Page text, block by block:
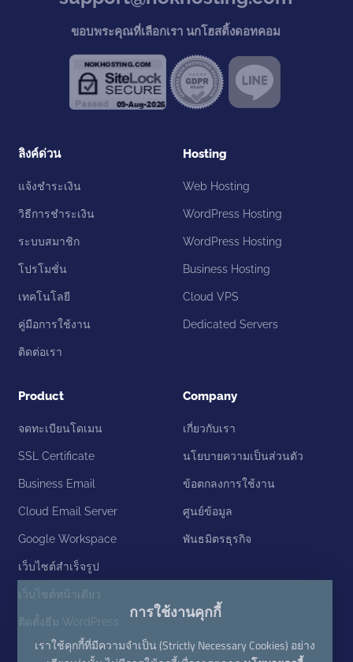
ขอบพระคุณที่เลือกเรา นกโฮสติ้งดอทคอม
ลิงค์ด่วน
แจ้งชำระเงิน
วิธีการชำระเงิน
ระบบสมาชิก
โปรโมชั่น
เทคโนโลยี
คู่มือการใช้งาน
ติดต่อเรา
Hosting
Web Hosting
WordPress Hosting
WordPress Hosting
Business Hosting
Cloud VPS
Dedicated Servers
Product
จดทะเบียนโดเมน
SSL Certificate
Business Email
Cloud Email Server
Google Workspace
เว็บไซต์สำเร็จรูป
เว็บไซต์หน้าเดียว
ติดตั้งธีม WordPress
Company
เกี่ยวกับเรา
นโยบายความเป็นส่วนตัว
ข้อตกลงการใช้งาน
ศูนย์ข้อมูล
พันธมิตรธุรกิจ
การใช้งานคุกกี้
เราใช้คุกกี้ที่มีความจำเป็น (Strictly Necessary Cookies) อย่าง